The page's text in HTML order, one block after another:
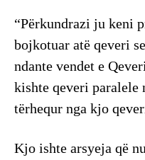
“Përkundrazi ju keni
bojkotuar atë qeveri
ndante vendet e
kishte qeveri paralele
tërhequr nga kjo
Kjo ishte arsyeja që